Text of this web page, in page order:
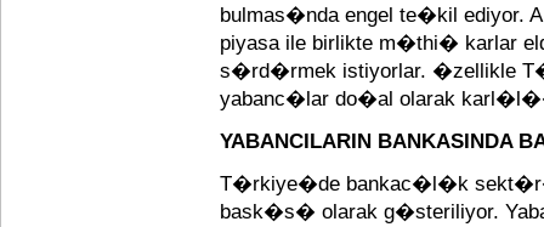
bulmas�nda engel te�kil
piyasa ile birlikte m�thi� karlar
s�rd�rmek istiyorlar. �zellikle
yabanc�lar do�al olarak
YABANCILARIN BANKASINDA
T�rkiye�de bankac�l�k
bask�s� olarak g�steriliyor.